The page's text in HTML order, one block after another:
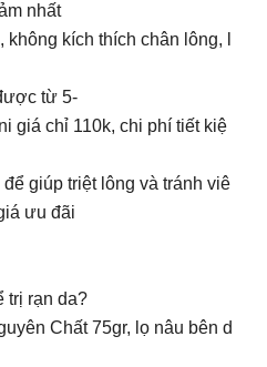
nhất
kích thích chân lông, l
từ 5-
giá chỉ 110k, chi phí tiết kiệ
giúp triệt lông và tránh viê
ưu đãi
trị rạn da?
Chất 75gr, lọ nâu bên d